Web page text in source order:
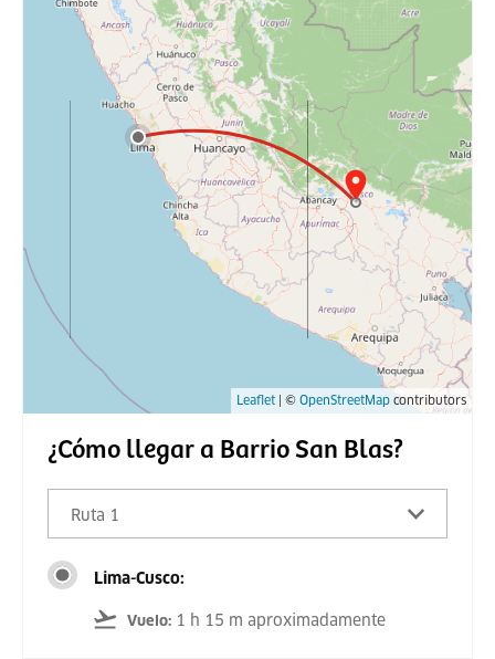
Leaflet | © OpenStreetMap contributors
¿Cómo llegar a Barrio San Blas?
Ruta 1
Lima-Cusco:
Vuelo: 1 h 15 m aproximadamente